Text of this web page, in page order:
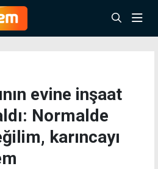
evine inşaat
Normalde
karıncayı